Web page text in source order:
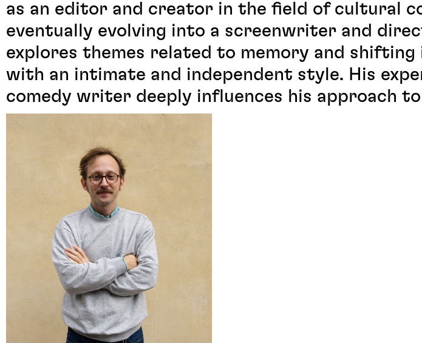
as an editor and creator in the field of cultural
eventually evolving into a screenwriter and
explores themes related to memory and
with an intimate and independent style. His
comedy writer deeply influences his approach